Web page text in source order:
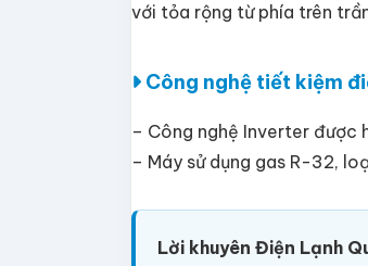
với tỏa rộng từ phía trên
Công nghệ tiết kiệm
– Công nghệ Inverter được
– Máy sử dụng gas R-32,
Lời khuyên Điện Lạnh